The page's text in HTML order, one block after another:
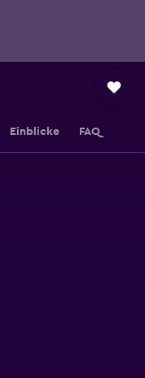
Einblicke FAQ